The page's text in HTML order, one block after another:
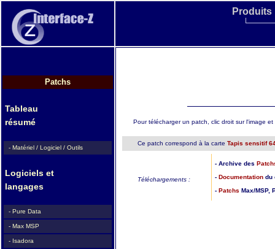
Produits
Patchs
Tableau
résumé
- Matériel / Logiciel / Outils
Logiciels et
langages
- Pure Data
- Max MSP
- Isadora
Pour télécharger un patch, clic droit sur l'image
Ce patch correspond à la carte Tapis sensitif
Téléchargements :
- Archive des
- Documentation du
- Patchs Max/MSP,